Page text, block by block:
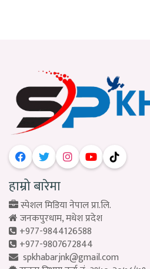
हाम्रो बारेमा
स्पेशल मिडिया नेपाल प्रा.लि.
जनकपुरधाम, मधेश प्रदेश
+977-9844126588
+977-9807672844
spkhabarjnk@gmail.com